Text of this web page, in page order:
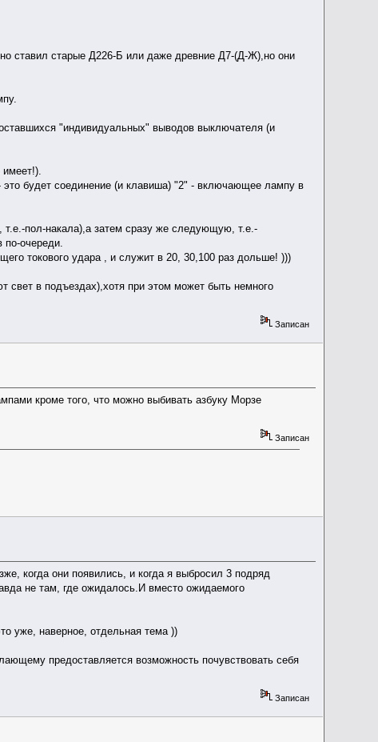
ставил старые Д226-Б или даже древние Д7-(Д-Ж),но они
"индивидуальных" выводов выключателя (и
будет соединение (и клавиша) "2" - включающее лампу в
пол-накала),а затем сразу же следующую, т.е.-
очереди.
токового удара , и служит в 20, 30,100 раз дольше! )))
в подъездах),хотя при этом может быть немного
Записан
кроме того, что можно выбивать азбуку Морзе
Записан
когда они появились, и когда я выбросил 3 подряд
не там, где ожидалось.И вместо ожидаемого
уже, наверное, отдельная тема ))
предоставляется возможность почувствовать себя
Записан